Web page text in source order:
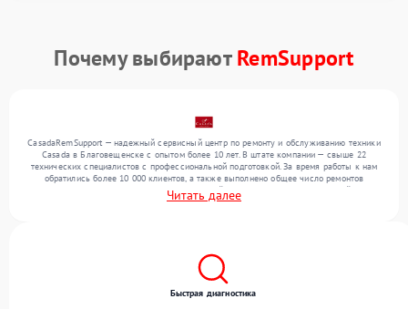
Почему выбираютRemSupport
CasadaRemSupport — надежный сервисный центр по ремонту и обслуживанию техники
Casada в Благовещенске с опытом более 10 лет. В штате компании — свыше 22
технических специалистов с профессиональной подготовкой. За время работы к нам
обратились более 10 000 клиентов, а также выполнено общее число ремонтов
превысило 12 000. Ежемесячно в сервисный центр поступает от 300 устройств,
включая , , . Мы устраняем поломки любой сложности и поддерживаем высокий
Читать далее
Быстрая диагностика